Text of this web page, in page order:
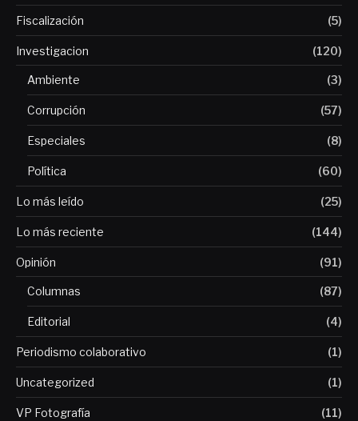
Fiscalización (5)
Investigacion (120)
Ambiente (3)
Corrupción (57)
Especiales (8)
Política (60)
Lo más leído (25)
Lo más reciente (144)
Opinión (91)
Columnas (87)
Editorial (4)
Periodismo colaborativo (1)
Uncategorized (1)
VP Fotografía (11)